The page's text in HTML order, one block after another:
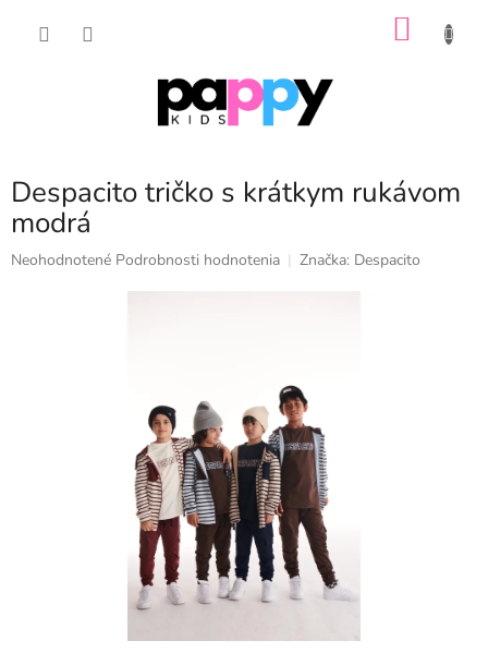
Despacito tričko s krátkym rukávom
modrá
Priemerné
Neohodnotené Podrobnosti hodnotenia Značka: Despacito